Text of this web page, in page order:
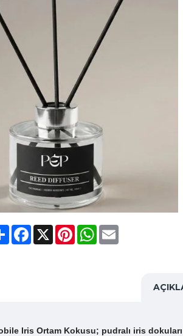
ShareFacebook
X PinterestWhatsApp
Email
Iris Ortam Kokusu; pudralı iris